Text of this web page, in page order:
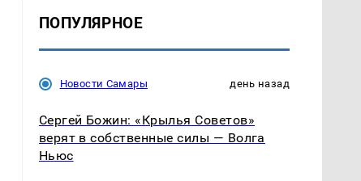
ПОПУЛЯРНОЕ
Новости Самары день назад
Сергей Божин: «Крылья Советов»
верят в собственные силы — Волга
Ньюс